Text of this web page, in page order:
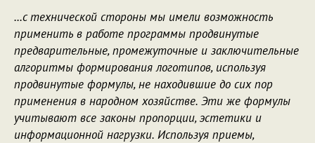
...с технической стороны мы имели возможность
применить в работе программы продвинутые
предварительные, промежуточные и заключительные
алгоритмы формирования логотипов, используя
продвинутые формулы, не находившие до сих пор
применения в народном хозяйстве. Эти же формулы
учитывают все законы пропорции, эстетики и
информационной нагрузки. Используя приемы,